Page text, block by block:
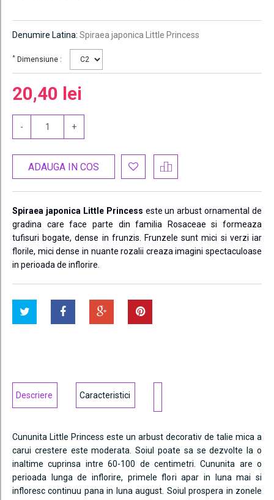
Denumire Latina: Spiraea japonica Little Princess
* Dimensiune :
20,40 lei
- +
ADAUGA IN COS
Spiraea japonica Little Princess este un arbust ornamental de
gradina care face parte din familia Rosaceae si formeaza
tufisuri bogate, dense in frunzis. Frunzele sunt mici si verzi iar
florile, mici dense in nuante rozalii creaza imagini spectaculoase
in perioada de inflorire.
Descriere Caracteristici
Cununita Little Princess este un arbust decorativ de talie mica a
carui crestere este moderata. Soiul poate sa se dezvolte la o
inaltime cuprinsa intre 60-100 de centimetri. Cununita are o
perioada lunga de inflorire, primele flori apar in luna mai si
infloresc continuu pana in luna august. Soiul prospera in zonele